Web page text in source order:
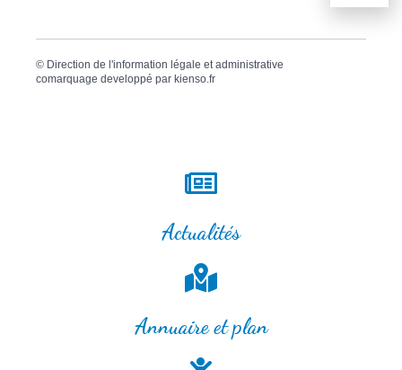
© Direction de l'information légale et administrative
comarquage developpé par kienso.fr
Actualités
Annuaire et plan